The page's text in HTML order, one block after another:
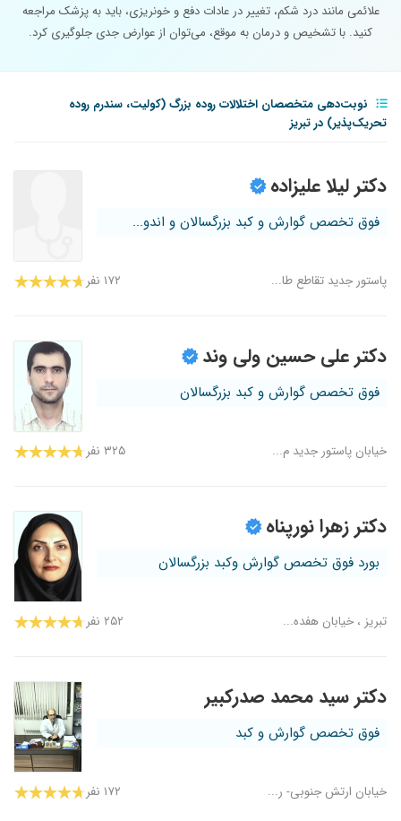
علائمی مانند درد شکم، تغییر در عادات دفع و خونریزی، باید به پزشک مراجعه
کنید. با تشخیص و درمان به موقع، می‌توان از عوارض جدی جلوگیری کرد.
نوبت‌دهی متخصصان اختلالات روده بزرگ (کولیت، سندرم روده
تحریک‌پذیر) در تبریز
دکتر لیلا علیزاده
فوق تخصص گوارش و کبد بزرگسالان و اندو...
پاستور جدید تقاطع طا... ۱۷۲ نفر
دکتر علی حسین ولی وند
فوق تخصص گوارش و کبد بزرگسالان
خیابان پاستور جدید م... ۳۲۵ نفر
دکتر زهرا نورپناه
بورد فوق تخصص گوارش وکبد بزرگسالان
تبریز ، خیابان هفده... ۲۵۲ نفر
دکتر سید محمد صدرکبیر
فوق تخصص گوارش و کبد
خیابان ارتش جنوبی- ر... ۱۷۲ نفر